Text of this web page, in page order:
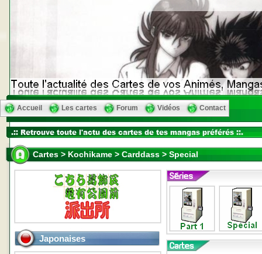
Accueil Les cartes Forum Vidéos Contact
Cartes > Kochikame > Carddass > Special
Japonaises